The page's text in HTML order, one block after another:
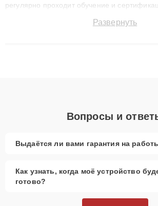
регулярно проходит обучение и
технику с сохранением гарантии до 3 лет.
Развернуть
Вопросы и
Выдаётся ли вами гарантия на
Как узнать, когда моё устройство
готово?